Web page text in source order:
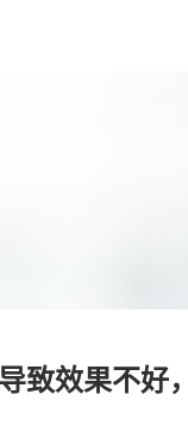
致效果不好